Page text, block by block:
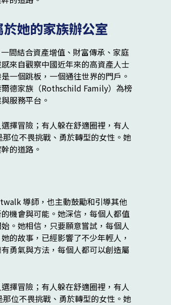
她的家族辦公室
間結合資產增值、財富傳承、家庭
來自觀察中國近年來的高資產人士
一個跳板，一個通往世界的門戶。
德家族（Rothschild Family）為榜
服務平台。
導師，也主動鼓勵和引導其他
機會與可能。她深信，每個人都值
。她相信，只要願意嘗試，每個人
的故事，已經影響了不少年輕人，
勇氣與方法，每個人都可以創造屬